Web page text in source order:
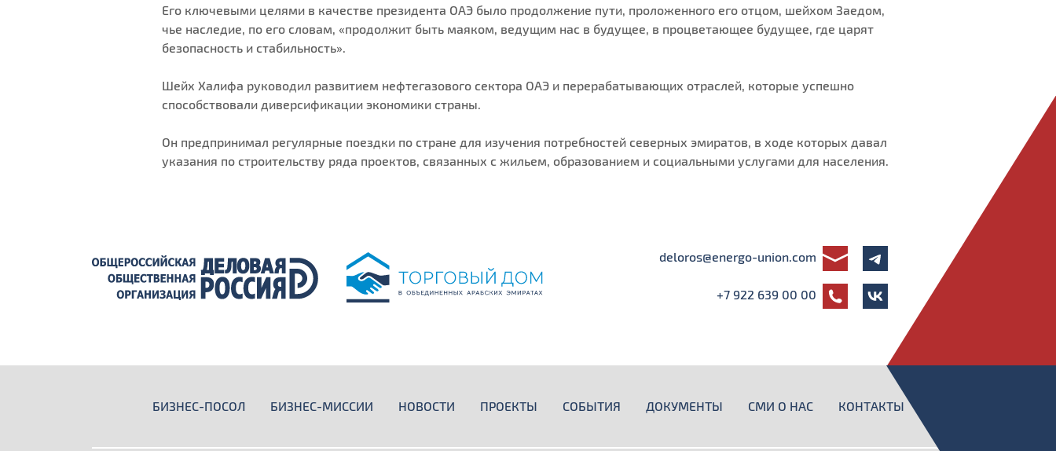
Его ключевыми целями в качестве президента ОАЭ было продолжение пути, проложенного его отцом, шейхом Заедом,
чье наследие, по его словам, «продолжит быть маяком, ведущим нас в будущее, в процветающее будущее, где царят
безопасность и стабильность».
Шейх Халифа руководил развитием нефтегазового сектора ОАЭ и перерабатывающих отраслей, которые успешно
способствовали диверсификации экономики страны.
Он предпринимал регулярные поездки по стране для изучения потребностей северных эмиратов, в ходе которых давал
указания по строительству ряда проектов, связанных с жильем, образованием и социальными услугами для населения.
deloros@energo-union.com
+7 922 639 00 00
БИЗНЕС-ПОСОЛ БИЗНЕС-МИССИИ НОВОСТИ ПРОЕКТЫ СОБЫТИЯ ДОКУМЕНТЫ СМИ О НАС КОНТАКТЫ